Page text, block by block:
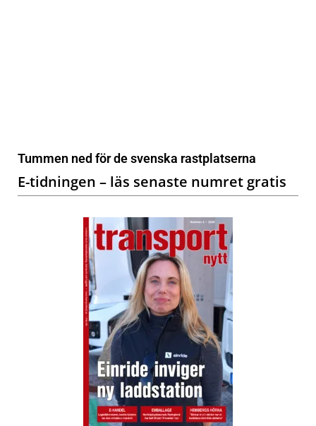
Tummen ned för de svenska rastplatserna
E-tidningen – läs senaste numret gratis